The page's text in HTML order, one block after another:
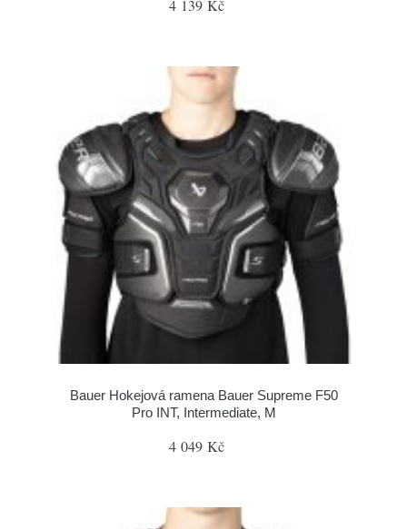
4 139 Kč
Bauer Hokejová ramena Bauer Supreme F50
Pro INT, Intermediate, M
4 049 Kč